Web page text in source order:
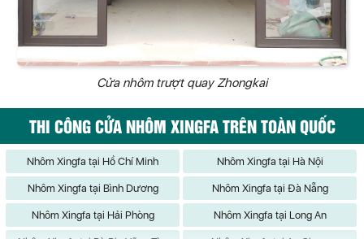
Cửa nhôm trượt quay Zhongkai
THI CÔNG CỬA NHÔM XINGFA TRÊN TOÀN QUỐC
Nhôm Xingfa tại Hồ Chí Minh Nhôm Xingfa tại Hà Nội
Nhôm Xingfa tại Bình Dương Nhôm Xingfa tại Đà Nẵng
Nhôm Xingfa tại Hải Phòng Nhôm Xingfa tại Long An